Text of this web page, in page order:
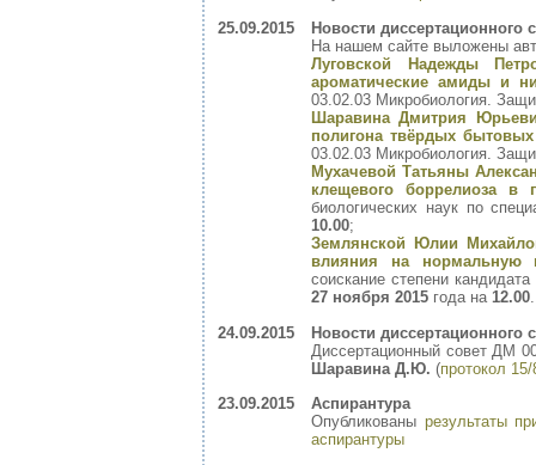
25.09.2015
Новости диссертационного
На нашем сайте выложены
Луговской Надежды
ароматические амиды и
03.02.03 Микробиология.
Шаравина Дмитрия
полигона твёрдых
03.02.03 Микробиология.
Мухачевой Татьяны
клещевого боррелиоза в
биологических наук по
10.00;
Землянской Юлии
влияния на нормальную
соискание степени
27 ноября 2015 года на 12.00
24.09.2015
Новости диссертационного
Диссертационный совет ДМ
Шаравина Д.Ю. (протокол 15/
23.09.2015
Аспирантура
Опубликованы результаты
аспирантуры